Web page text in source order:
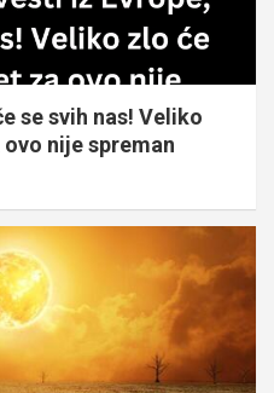
se svih nas! Veliko
nije spreman